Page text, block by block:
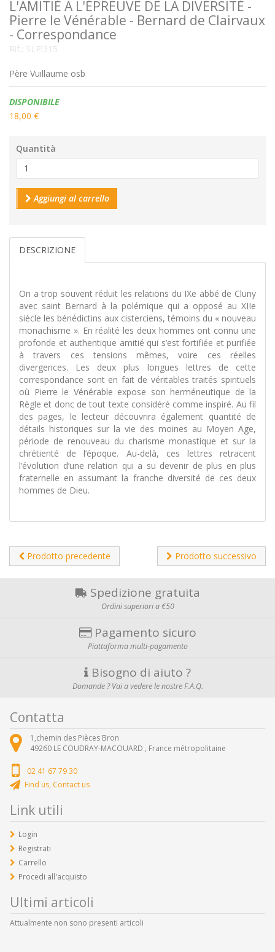
L'AMITIÉ À L'ÉPREUVE DE LA DIVERSITÉ -
Pierre le Vénérable - Bernard de Clairvaux
- Correspondance
Rif.: SLPl315
Père Vuillaume osb
Disponibilità:
DISPONIBILE
18,00 €
Quantità
Aggiungi al carrello
DESCRIZIONE
On a trop souvent réduit les relations du IXe abbé de Cluny
avec saint Bernard à la polémique qui a opposé au XIIe
siècle les bénédictins aux cisterciens, témoins du « nouveau
monachisme ». En réalité les deux hommes ont connu une
profonde et authentique amitié qui s’est fortifiée et purifiée
à travers ces tensions mêmes, voire ces réelles
divergences. Les deux plus longues lettres de cette
correspondance sont en fait de véritables traités spirituels
où Pierre le Vénérable expose son herméneutique de la
Règle et donc de tout texte considéré comme inspiré. Au fil
des pages, le lecteur découvrira également quantité de
détails historiques sur la vie des moines au Moyen Age,
période de renouveau du charisme monastique et sur la
chrétienté de l’époque. Au-delà, ces lettres retracent
l’évolution d’une relation qui a su devenir de plus en plus
fraternelle en assumant la franche diversité de ces deux
hommes de Dieu.
Prodotto precedente Prodotto successivo
Spedizione gratuita
Ordini superiori a €50
Pagamento sicuro
Piattaforma multi-pagamento
Bisogno di aiuto ?
Domande ? Vai a vedere le nostre F.A.Q.
Contatta
1,chemin des Pièces Bron
49260 LE COUDRAY-MACOUARD , France métropolitaine
02 41 67 79 30
Find us, Contact us
Link utili
Login
Registrati
Carrello
Procedi all'acquisto
Ultimi articoli
Attualmente non sono presenti articoli